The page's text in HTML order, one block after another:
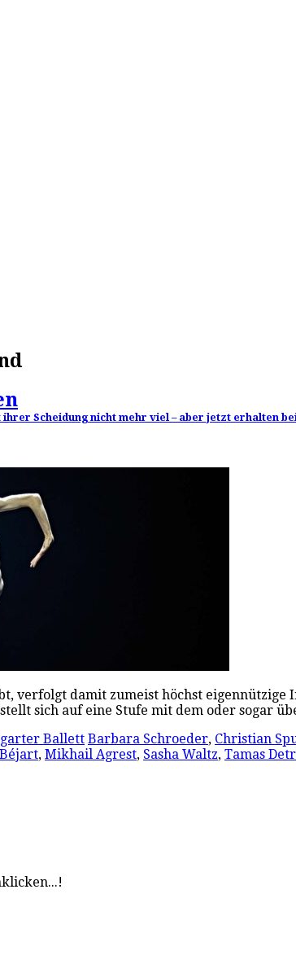
Scheidung nicht mehr viel – aber jetzt erhalten
verfolgt damit zumeist höchst
sich auf eine Stufe mit dem oder sogar
Ballett Barbara Schroeder, Christian
, Mikhail Agrest, Sasha Waltz, Tamas